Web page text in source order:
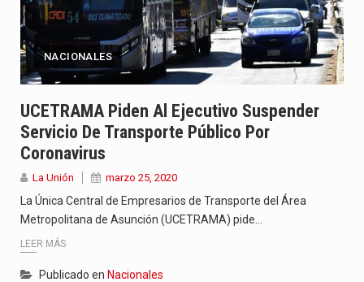
NACIONALES
UCETRAMA Piden Al Ejecutivo Suspender
Servicio De Transporte Público Por
Coronavirus
La Unión marzo 25, 2020
La Única Central de Empresarios de Transporte del Área
Metropolitana de Asunción (UCETRAMA) pide…
LEER MÁS
Publicado en Nacionales